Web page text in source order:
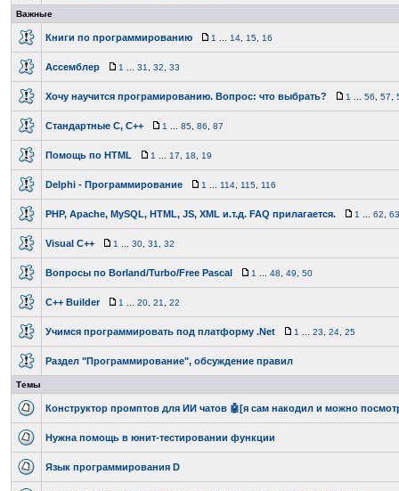
Важные
Книги по программированию 1 14 15 16
Ассемблер 1 31 32 33
Хочу научится програмированию. Вопрос: что выбрать? 1 56 57
Стандартные C, C++ 1 85 86 87
Помощь по HTML 1 17 18 19
Delphi - Программирование 1 114 115 116
PHP, Apache, MySQL, HTML, JS, XML и.т.д. FAQ прилагается. 1 62 63
Visual C++ 1 30 31 32
Вопросы по Borland/Turbo/Free Pascal 1 48 49 50
C++ Builder 1 20 21 22
Учимся программировать под платформу .Net 1 23 24 25
Раздел "Программирование", обсуждение правил
Темы
Конструктор промптов для ИИ чатов 🤖[я сам накодил и можно
Нужна помощь в юнит-тестировании функции
Язык программирования D